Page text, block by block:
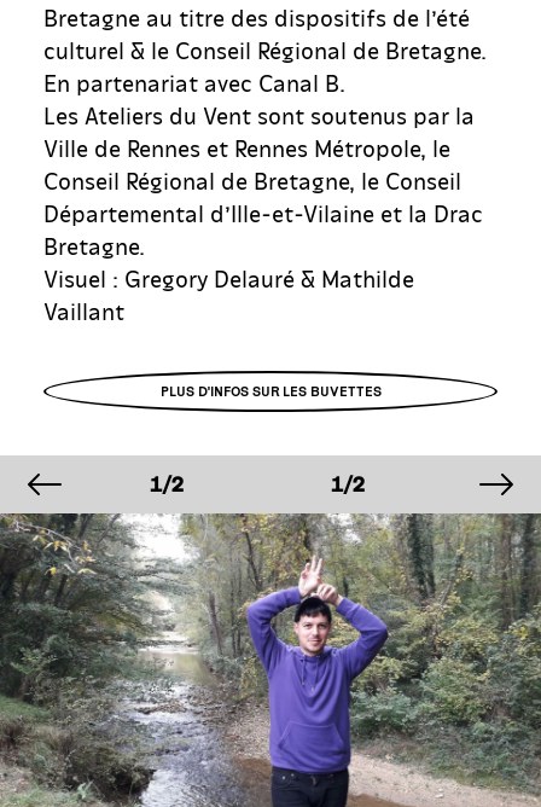
Bretagne au titre des dispositifs de l’été
culturel & le Conseil Régional de Bretagne.
En partenariat avec Canal B.
Les Ateliers du Vent sont soutenus par la
Ville de Rennes et Rennes Métropole, le
Conseil Régional de Bretagne, le Conseil
Départemental d’Ille-et-Vilaine et la Drac
Bretagne.
Visuel : Gregory Delauré & Mathilde
Vaillant
PLUS D'INFOS SUR LES BUVETTES
image précédente
IMAGE
1/2 IMAGE
1/2 1/2
IMAGE
1/2 IMAGE
1/2 1/2